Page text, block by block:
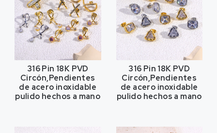
316 Pin 18K PVD
Circón,Pendientes
de acero inoxidable
pulido hechos a mano
316 Pin 18K PVD
Circón,Pendientes
de acero inoxidable
pulido hechos a mano